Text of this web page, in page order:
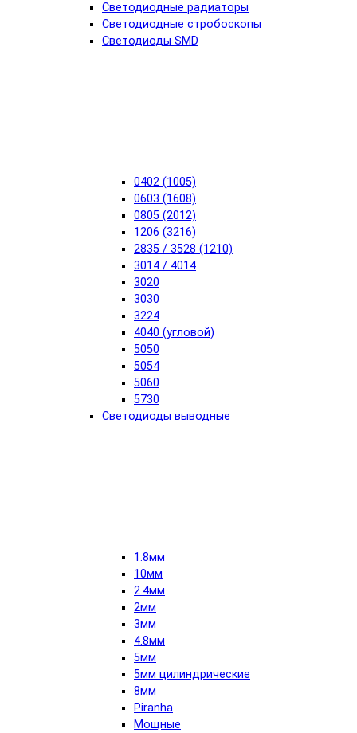
Светодиодные радиаторы
Светодиодные стробоскопы
Светодиоды SMD
0402 (1005)
0603 (1608)
0805 (2012)
1206 (3216)
2835 / 3528 (1210)
3014 / 4014
3020
3030
3224
4040 (угловой)
5050
5054
5060
5730
Светодиоды выводные
1.8мм
10мм
2.4мм
2мм
3мм
4.8мм
5мм
5мм цилиндрические
8мм
Piranha
Мощные